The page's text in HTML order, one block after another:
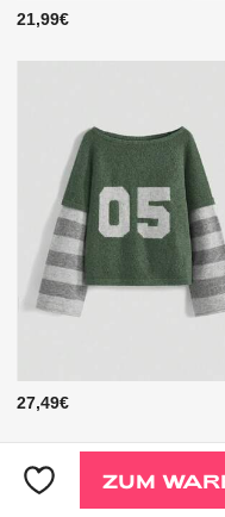
21,99€
27,49€
ZUM